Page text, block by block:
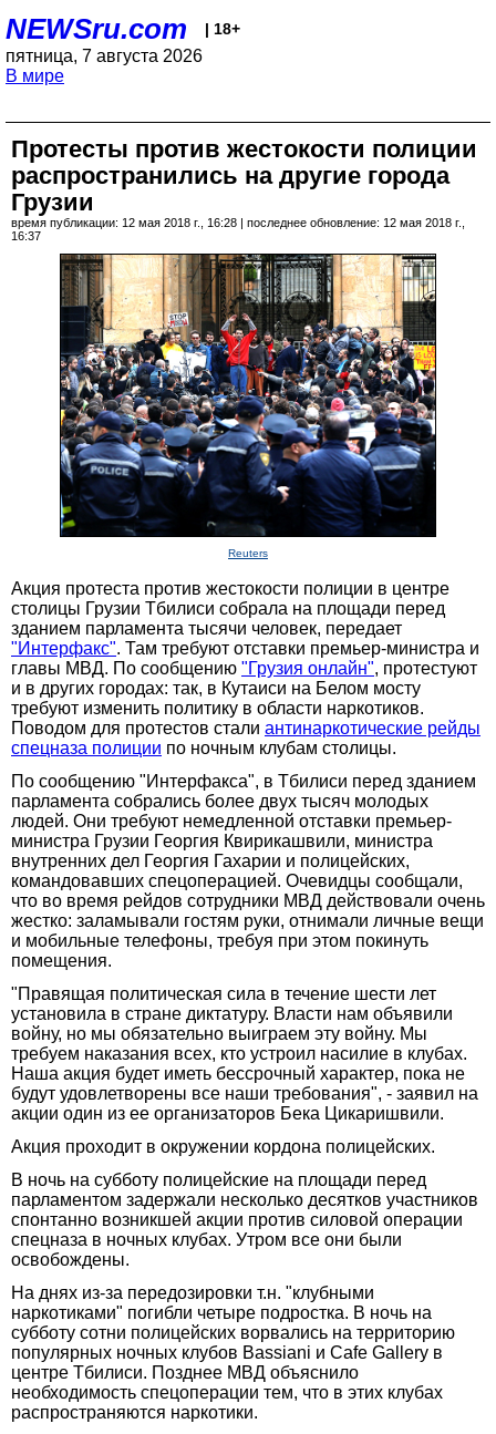
NEWSru.com | 18+
пятница, 7 августа 2026
В мире
Протесты против жестокости полиции
распространились на другие города
Грузии
время публикации: 12 мая 2018 г., 16:28 | последнее обновление: 12 мая 2018 г.,
16:37
Reuters
Акция протеста против жестокости полиции в центре
столицы Грузии Тбилиси собрала на площади перед
зданием парламента тысячи человек, передает
"Интерфакс". Там требуют отставки премьер-министра и
главы МВД. По сообщению "Грузия онлайн", протестуют
и в других городах: так, в Кутаиси на Белом мосту
требуют изменить политику в области наркотиков.
Поводом для протестов стали антинаркотические рейды
спецназа полиции по ночным клубам столицы.
По сообщению "Интерфакса", в Тбилиси перед зданием
парламента собрались более двух тысяч молодых
людей. Они требуют немедленной отставки премьер-
министра Грузии Георгия Квирикашвили, министра
внутренних дел Георгия Гахарии и полицейских,
командовавших спецоперацией. Очевидцы сообщали,
что во время рейдов сотрудники МВД действовали очень
жестко: заламывали гостям руки, отнимали личные вещи
и мобильные телефоны, требуя при этом покинуть
помещения.
"Правящая политическая сила в течение шести лет
установила в стране диктатуру. Власти нам объявили
войну, но мы обязательно выиграем эту войну. Мы
требуем наказания всех, кто устроил насилие в клубах.
Наша акция будет иметь бессрочный характер, пока не
будут удовлетворены все наши требования", - заявил на
акции один из ее организаторов Бека Цикаришвили.
Акция проходит в окружении кордона полицейских.
В ночь на субботу полицейские на площади перед
парламентом задержали несколько десятков участников
спонтанно возникшей акции против силовой операции
спецназа в ночных клубах. Утром все они были
освобождены.
На днях из-за передозировки т.н. "клубными
наркотиками" погибли четыре подростка. В ночь на
субботу сотни полицейских ворвались на территорию
популярных ночных клубов Bassiani и Cafe Gallery в
центре Тбилиси. Позднее МВД объяснило
необходимость спецоперации тем, что в этих клубах
распространяются наркотики.